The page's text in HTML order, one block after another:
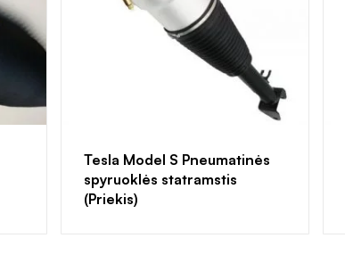
Tesla Model S Pneumatinės
spyruoklės statramstis
(Priekis)